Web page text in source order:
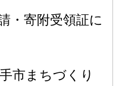
・寄附受領証に
市まちづくり